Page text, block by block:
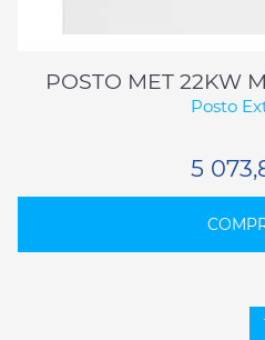
POSTO MET 22KW
Posto
5